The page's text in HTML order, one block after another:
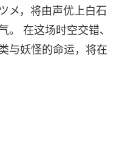
メ，将由声优上白石
。 在这场时空交错、
与妖怪的命运，将在